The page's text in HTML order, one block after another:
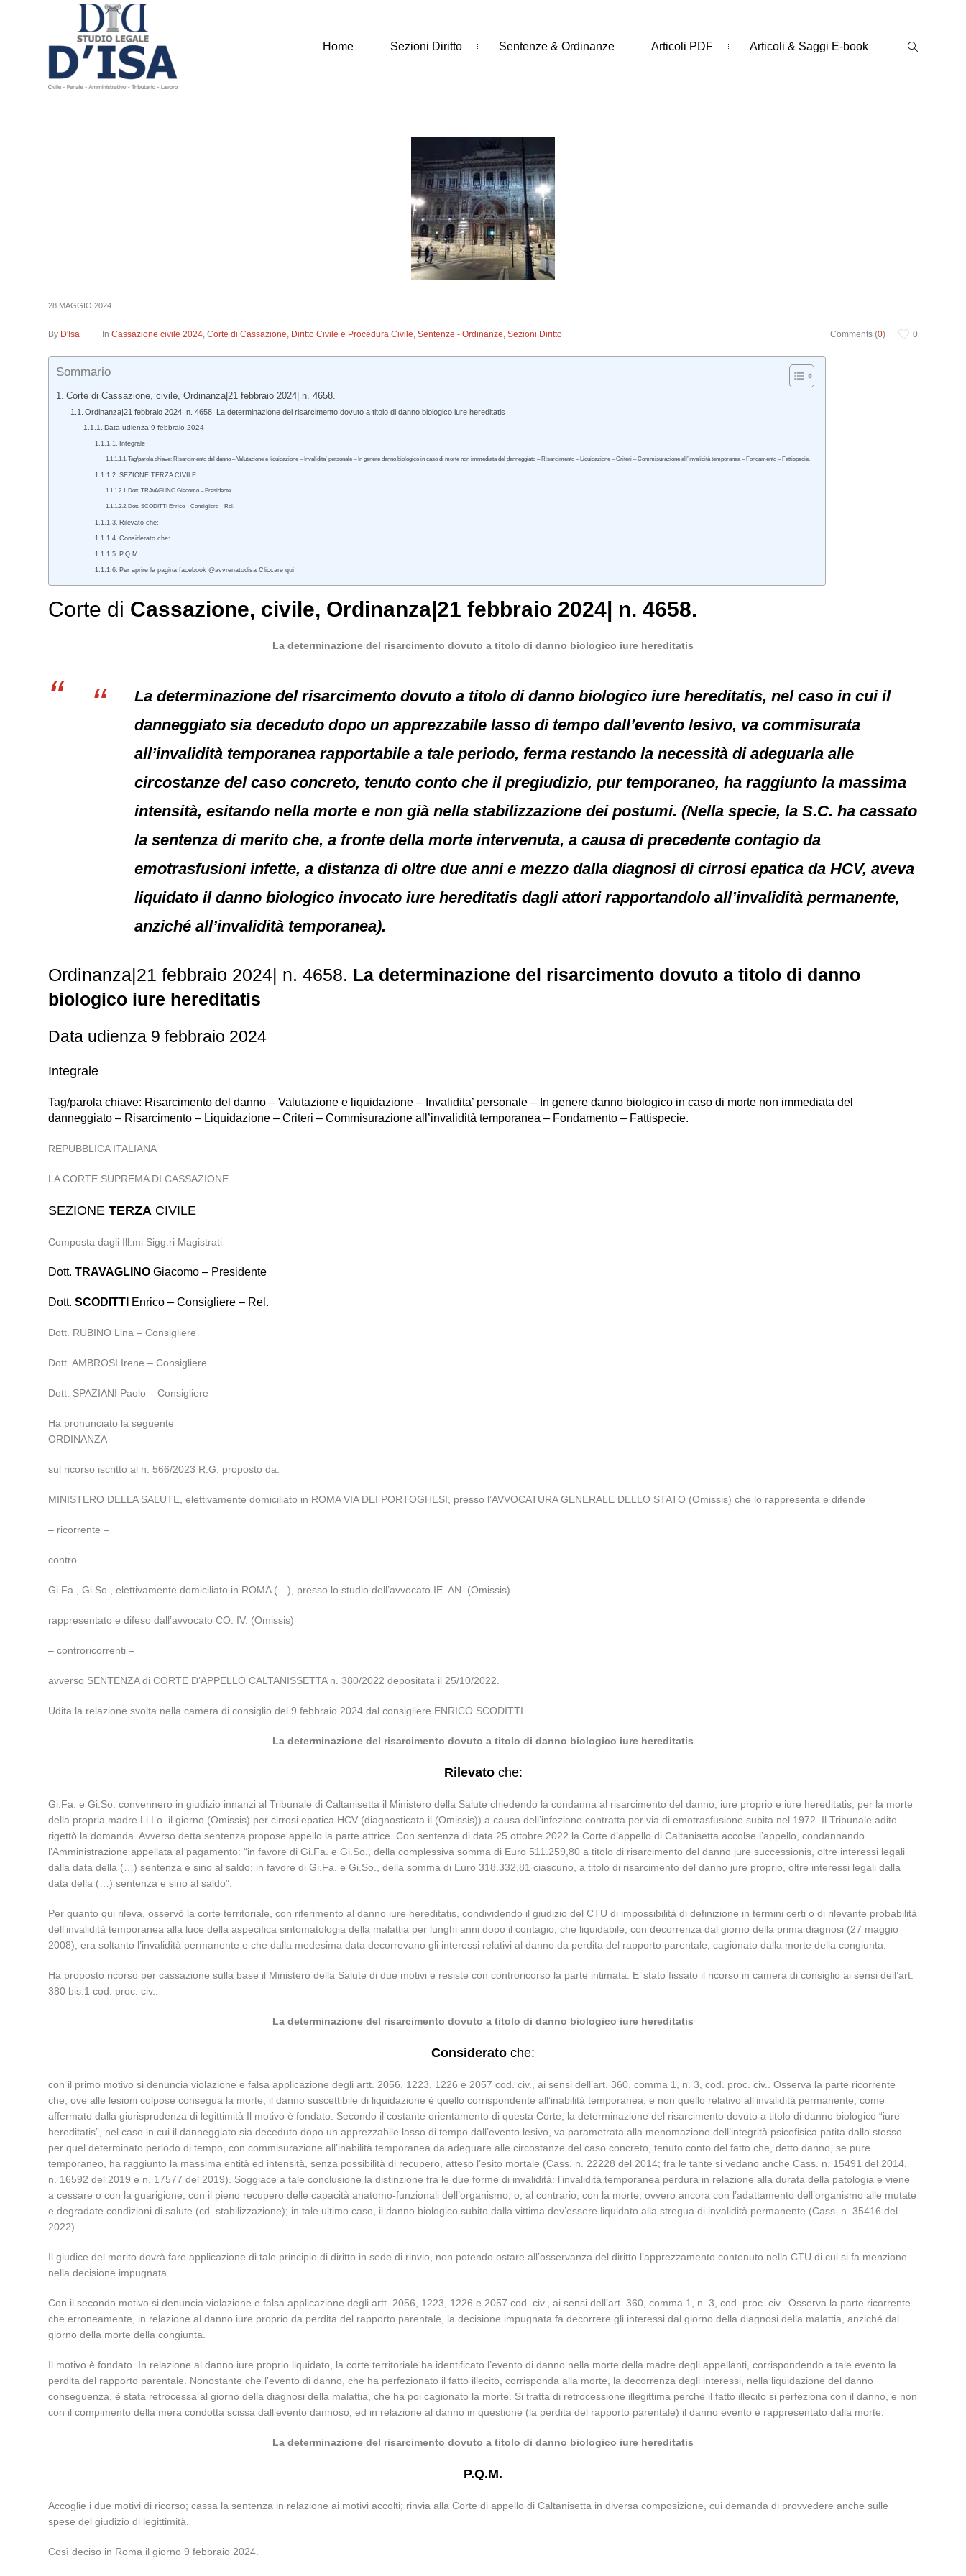
Home Sezioni Diritto Sentenze & Ordinanze Articoli PDF Articoli & Saggi E-book
28 MAGGIO 2024
Comments (0) 0
By D'Isa InCassazione civile 2024,Corte di Cassazione, Diritto Civile e Procedura Civile,Sentenze - Ordinanze,Sezioni Diritto
Sommario
Corte di Cassazione, civile, Ordinanza|21 febbraio 2024| n. 4658.
Ordinanza|21 febbraio 2024| n. 4658. La determinazione del risarcimento dovuto a titolo di danno biologico iure hereditatis
Data udienza 9 febbraio 2024
Integrale
Tag/parola chiave: Risarcimento del danno – Valutazione e liquidazione – Invalidita’ personale – In genere danno biologico in caso di morte non immediata del danneggiato – Risarcimento – Liquidazione – Criteri – Commisurazione all’invalidità temporanea – Fondamento – Fattispecie.
SEZIONE TERZA CIVILE
Dott. TRAVAGLINO Giacomo – Presidente
Dott. SCODITTI Enrico – Consigliere – Rel.
Rilevato che:
Considerato che:
P.Q.M.
Per aprire la pagina facebook @avvrenatodisa Cliccare qui
Corte di Cassazione, civile, Ordinanza|21 febbraio 2024| n. 4658.
La determinazione del risarcimento dovuto a titolo di danno biologico iure hereditatis
La determinazione del risarcimento dovuto a titolo di danno biologico iure hereditatis, nel caso in cui il
danneggiato sia deceduto dopo un apprezzabile lasso di tempo dall’evento lesivo, va commisurata
all’invalidità temporanea rapportabile a tale periodo, ferma restando la necessità di adeguarla alle
circostanze del caso concreto, tenuto conto che il pregiudizio, pur temporaneo, ha raggiunto la massima
intensità, esitando nella morte e non già nella stabilizzazione dei postumi. (Nella specie, la S.C. ha cassato
la sentenza di merito che, a fronte della morte intervenuta, a causa di precedente contagio da
emotrasfusioni infette, a distanza di oltre due anni e mezzo dalla diagnosi di cirrosi epatica da HCV, aveva
liquidato il danno biologico invocato iure hereditatis dagli attori rapportandolo all’invalidità permanente,
anziché all’invalidità temporanea).
Ordinanza|21 febbraio 2024| n. 4658. La determinazione del risarcimento dovuto a titolo di danno
biologico iure hereditatis
Data udienza 9 febbraio 2024
Integrale
Tag/parola chiave: Risarcimento del danno – Valutazione e liquidazione – Invalidita’ personale – In genere danno biologico in caso di morte non immediata del
danneggiato – Risarcimento – Liquidazione – Criteri – Commisurazione all’invalidità temporanea – Fondamento – Fattispecie.
REPUBBLICA ITALIANA
LA CORTE SUPREMA DI CASSAZIONE
SEZIONETERZA CIVILE
Composta dagli Ill.mi Sigg.ri Magistrati
Dott.TRAVAGLINO Giacomo – Presidente
Dott.SCODITTI Enrico – Consigliere – Rel.
Dott. RUBINO Lina – Consigliere
Dott. AMBROSI Irene – Consigliere
Dott. SPAZIANI Paolo – Consigliere
Ha pronunciato la seguente
ORDINANZA
sul ricorso iscritto al n. 566/2023 R.G. proposto da:
MINISTERO DELLA SALUTE, elettivamente domiciliato in ROMA VIA DEI PORTOGHESI, presso l’AVVOCATURA GENERALE DELLO STATO (Omissis) che lo rappresenta e difende
– ricorrente –
contro
Gi.Fa., Gi.So., elettivamente domiciliato in ROMA (…), presso lo studio dell’avvocato IE. AN. (Omissis)
rappresentato e difeso dall’avvocato CO. IV. (Omissis)
– controricorrenti –
avverso SENTENZA di CORTE D’APPELLO CALTANISSETTA n. 380/2022 depositata il 25/10/2022.
Udita la relazione svolta nella camera di consiglio del 9 febbraio 2024 dal consigliere ENRICO SCODITTI.
La determinazione del risarcimento dovuto a titolo di danno biologico iure hereditatis
Rilevatoche:
Gi.Fa. e Gi.So. convennero in giudizio innanzi al Tribunale di Caltanisetta il Ministero della Salute chiedendo la condanna al risarcimento del danno, iure proprio e iure hereditatis, per la morte
della propria madre Li.Lo. il giorno (Omissis) per cirrosi epatica HCV (diagnosticata il (Omissis)) a causa dell’infezione contratta per via di emotrasfusione subita nel 1972. Il Tribunale adito
rigettò la domanda. Avverso detta sentenza propose appello la parte attrice. Con sentenza di data 25 ottobre 2022 la Corte d’appello di Caltanisetta accolse l’appello, condannando
l’Amministrazione appellata al pagamento: “in favore di Gi.Fa. e Gi.So., della complessiva somma di Euro 511.259,80 a titolo di risarcimento del danno jure successionis, oltre interessi legali
dalla data della (…) sentenza e sino al saldo; in favore di Gi.Fa. e Gi.So., della somma di Euro 318.332,81 ciascuno, a titolo di risarcimento del danno jure proprio, oltre interessi legali dalla
data della (…) sentenza e sino al saldo”.
Per quanto qui rileva, osservò la corte territoriale, con riferimento al danno iure hereditatis, condividendo il giudizio del CTU di impossibilità di definizione in termini certi o di rilevante probabilità
dell’invalidità temporanea alla luce della aspecifica sintomatologia della malattia per lunghi anni dopo il contagio, che liquidabile, con decorrenza dal giorno della prima diagnosi (27 maggio
2008), era soltanto l’invalidità permanente e che dalla medesima data decorrevano gli interessi relativi al danno da perdita del rapporto parentale, cagionato dalla morte della congiunta.
Ha proposto ricorso per cassazione sulla base il Ministero della Salute di due motivi e resiste con controricorso la parte intimata. E’ stato fissato il ricorso in camera di consiglio ai sensi dell’art.
380 bis.1 cod. proc. civ..
La determinazione del risarcimento dovuto a titolo di danno biologico iure hereditatis
Considerato che:
con il primo motivo si denuncia violazione e falsa applicazione degli artt. 2056, 1223, 1226 e 2057 cod. civ., ai sensi dell’art. 360, comma 1, n. 3, cod. proc. civ.. Osserva la parte ricorrente
che, ove alle lesioni colpose consegua la morte, il danno suscettibile di liquidazione è quello corrispondente all’inabilità temporanea, e non quello relativo all’invalidità permanente, come
affermato dalla giurisprudenza di legittimità Il motivo è fondato. Secondo il costante orientamento di questa Corte, la determinazione del risarcimento dovuto a titolo di danno biologico “iure
hereditatis”, nel caso in cui il danneggiato sia deceduto dopo un apprezzabile lasso di tempo dall’evento lesivo, va parametrata alla menomazione dell’integrità psicofisica patita dallo stesso
per quel determinato periodo di tempo, con commisurazione all’inabilità temporanea da adeguare alle circostanze del caso concreto, tenuto conto del fatto che, detto danno, se pure
temporaneo, ha raggiunto la massima entità ed intensità, senza possibilità di recupero, atteso l’esito mortale (Cass. n. 22228 del 2014; fra le tante si vedano anche Cass. n. 15491 del 2014,
n. 16592 del 2019 e n. 17577 del 2019). Soggiace a tale conclusione la distinzione fra le due forme di invalidità: l’invalidità temporanea perdura in relazione alla durata della patologia e viene
a cessare o con la guarigione, con il pieno recupero delle capacità anatomo-funzionali dell’organismo, o, al contrario, con la morte, ovvero ancora con l’adattamento dell’organismo alle mutate
e degradate condizioni di salute (cd. stabilizzazione); in tale ultimo caso, il danno biologico subito dalla vittima dev’essere liquidato alla stregua di invalidità permanente (Cass. n. 35416 del
2022).
Il giudice del merito dovrà fare applicazione di tale principio di diritto in sede di rinvio, non potendo ostare all’osservanza del diritto l’apprezzamento contenuto nella CTU di cui si fa menzione
nella decisione impugnata.
Con il secondo motivo si denuncia violazione e falsa applicazione degli artt. 2056, 1223, 1226 e 2057 cod. civ., ai sensi dell’art. 360, comma 1, n. 3, cod. proc. civ.. Osserva la parte ricorrente
che erroneamente, in relazione al danno iure proprio da perdita del rapporto parentale, la decisione impugnata fa decorrere gli interessi dal giorno della diagnosi della malattia, anziché dal
giorno della morte della congiunta.
Il motivo è fondato. In relazione al danno iure proprio liquidato, la corte territoriale ha identificato l’evento di danno nella morte della madre degli appellanti, corrispondendo a tale evento la
perdita del rapporto parentale. Nonostante che l’evento di danno, che ha perfezionato il fatto illecito, corrisponda alla morte, la decorrenza degli interessi, nella liquidazione del danno
conseguenza, è stata retrocessa al giorno della diagnosi della malattia, che ha poi cagionato la morte. Si tratta di retrocessione illegittima perché il fatto illecito si perfeziona con il danno, e non
con il compimento della mera condotta scissa dall’evento dannoso, ed in relazione al danno in questione (la perdita del rapporto parentale) il danno evento è rappresentato dalla morte.
La determinazione del risarcimento dovuto a titolo di danno biologico iure hereditatis
P.Q.M.
Accoglie i due motivi di ricorso; cassa la sentenza in relazione ai motivi accolti; rinvia alla Corte di appello di Caltanisetta in diversa composizione, cui demanda di provvedere anche sulle
spese del giudizio di legittimità.
Così deciso in Roma il giorno 9 febbraio 2024.